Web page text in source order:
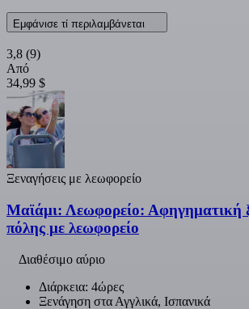
Εμφάνισε τί περιλαμβάνεται
3,8 (9)
Από
34,99 $
Ξεναγήσεις με λεωφορείο
Μαϊάμι: Λεωφορείο: Αφηγηματική
πόλης με λεωφορείο
Διαθέσιμο αύριο
Διάρκεια: 4ώρες
Ξενάγηση στα Αγγλικά, Ισπανικά